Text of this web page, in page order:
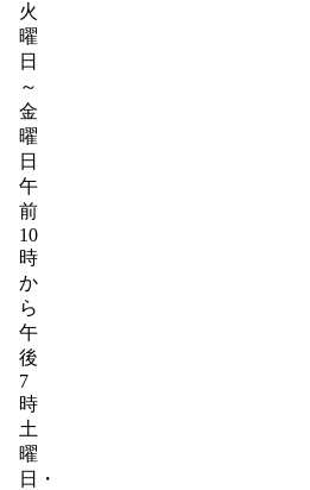
火
曜
日
～
金
曜
日
午
前
10
時
か
ら
午
後
7
時
土
曜
日・